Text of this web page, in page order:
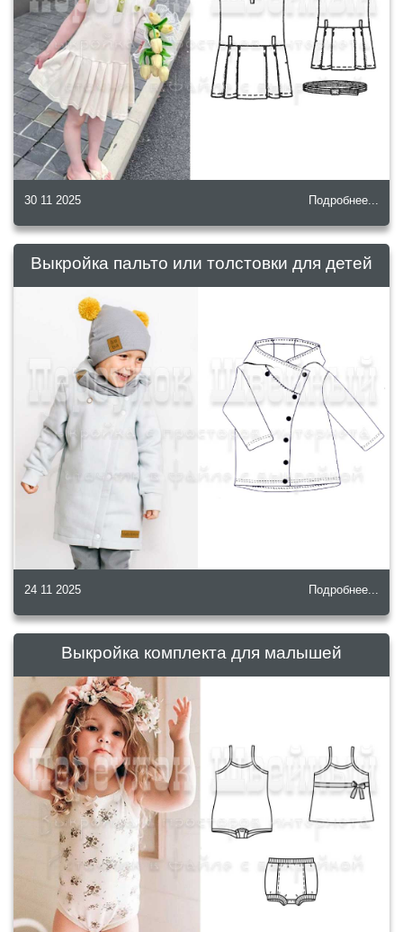
30 11 2025 Подробнее...
Выкройка пальто или толстовки для детей
24 11 2025 Подробнее...
Выкройка комплекта для малышей